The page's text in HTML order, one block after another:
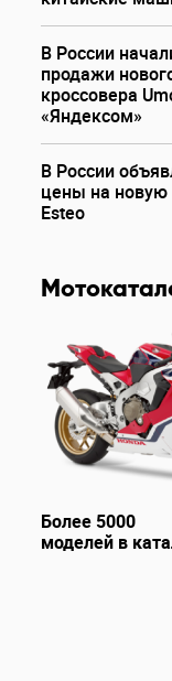
В России
продажи
кроссовера
«Яндексом»
В России
цены на
Esteo
Более 5000
моделей в